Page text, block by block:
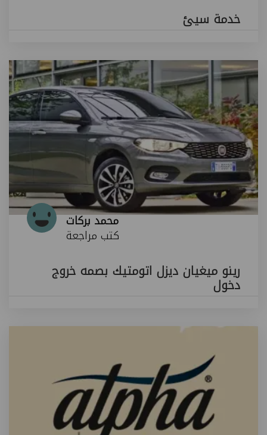
خدمة سيئ
محمد بركات
كتب مراجعة
رينو ميغيان ديزل اتومتيك بصمه خروج
دخول